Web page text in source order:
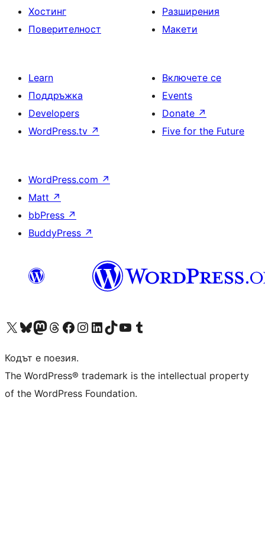
Хостинг
Поверителност
Разширения
Макети
Learn
Поддръжка
Developers
WordPress.tv ↗
Включете се
Events
Donate ↗
Five for the Future
WordPress.com ↗
Matt ↗
bbPress ↗
BuddyPress ↗
Visit our X (formerly Twitter) account
Visit our Bluesky account
Visit our Mastodon account
Visit our Threads account
Посетете нашата страница във Facebook
Посетете нашия профил в Instagram
Посетете нашия профил в LinkedIn
Visit our TikTok account
Visit our YouTube channel
Visit our Tumblr account
Кодът е поезия.
The WordPress® trademark is the intellectual property
of the WordPress Foundation.